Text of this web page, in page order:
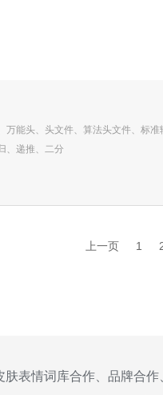
万能头、头文件、算法头文件、标
、递推、二分
上一页 1
肤表情词库合作、品牌合